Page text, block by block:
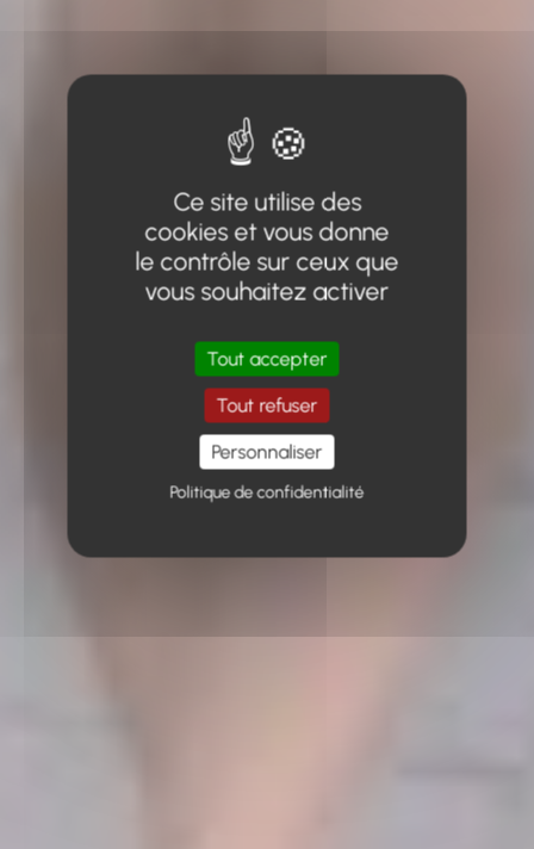
Ce site utilise des
cookies et vous donne
le contrôle sur ceux que
vous souhaitez activer
Tout accepter
Tout refuser
Personnaliser
Politique de confidentialité